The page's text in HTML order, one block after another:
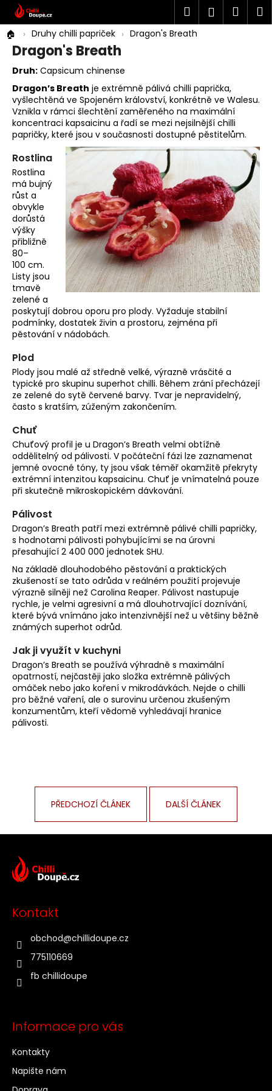
Přejít
obsah
Hledat
Druhy chilli papriček Dragon's Breath
Dragon's Breath
Druh: Capsicum chinense
Dragon’s Breath je extrémně pálivá chilli paprička,
vyšlechtěná ve Spojeném království, konkrétně ve Walesu.
Vznikla v rámci šlechtění zaměřeného na maximální
koncentraci kapsaicinu a řadí se mezi nejsilnější chilli
papričky, které jsou v současnosti dostupné pěstitelům.
Rostlina
Rostlina
má bujný
růst a
obvykle
dorůstá
výšky
přibližně
80–
100 cm.
Listy jsou
tmavě
zelené a
poskytují dobrou oporu pro plody. Vyžaduje stabilní
podmínky, dostatek živin a prostoru, zejména při
pěstování v nádobách.
Plod
Plody jsou malé až středně velké, výrazně vrásčité a
typické pro skupinu superhot chilli. Během zrání přecházejí
ze zelené do sytě červené barvy. Tvar je nepravidelný,
často s kratším, zúženým zakončením.
Chuť
Chuťový profil je u Dragon’s Breath velmi obtížně
oddělitelný od pálivosti. V počáteční fázi lze zaznamenat
jemné ovocné tóny, ty jsou však téměř okamžitě překryty
extrémní intenzitou kapsaicinu. Chuť je vnímatelná pouze
při skutečně mikroskopickém dávkování.
Pálivost
Dragon’s Breath patří mezi extrémně pálivé chilli papričky,
s hodnotami pálivosti pohybujícími se na úrovni
přesahující 2 400 000 jednotek SHU.
Na základě dlouhodobého pěstování a praktických
zkušeností se tato odrůda v reálném použití projevuje
výrazně silněji než Carolina Reaper. Pálivost nastupuje
rychle, je velmi agresivní a má dlouhotrvající doznívání,
které bývá vnímáno jako intenzivnější než u většiny běžně
známých superhot odrůd.
Jak ji využít v kuchyni
Dragon’s Breath se používá výhradně s maximální
opatrností, nejčastěji jako složka extrémně pálivých
omáček nebo jako koření v mikrodávkách. Nejde o chilli
pro běžné vaření, ale o surovinu určenou zkušeným
konzumentům, kteří vědomě vyhledávají hranice
pálivosti.
PŘEDCHOZÍ ČLÁNEK DALŠÍ ČLÁNEK
o ZpětCo potřebujete najít?
Z
Kontakt
obchod@chillidoupe.cz
775110669
fb chillidoupe
Informace pro vás
Kontakty
Napište nám